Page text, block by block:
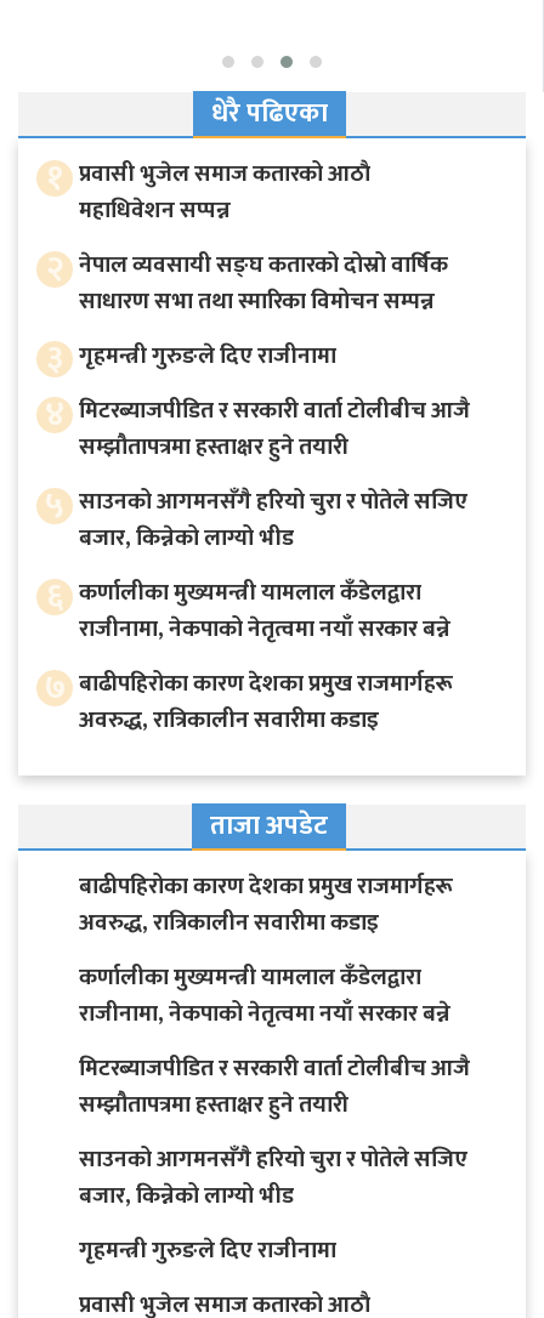
धेरै पढिएका
१ प्रवासी भुजेल समाज कतारको आठाै
महाधिवेशन सप्पन्न
२ नेपाल व्यवसायी सङ्घ कतारको दोस्रो वार्षिक
साधारण सभा तथा स्मारिका विमोचन सम्पन्न
३ गृहमन्त्री गुरुङले दिए राजीनामा
४ मिटरब्याजपीडित र सरकारी वार्ता टोलीबीच आजै
सम्झौतापत्रमा हस्ताक्षर हुने तयारी
५ साउनको आगमनसँगै हरियो चुरा र पोतेले सजिए
बजार, किन्नेको लाग्यो भीड
६ कर्णालीका मुख्यमन्त्री यामलाल कँडेलद्वारा
राजीनामा, नेकपाको नेतृत्वमा नयाँ सरकार बन्ने
७ बाढीपहिरोका कारण देशका प्रमुख राजमार्गहरू
अवरुद्ध, रात्रिकालीन सवारीमा कडाइ
ताजा अपडेट
बाढीपहिरोका कारण देशका प्रमुख राजमार्गहरू
अवरुद्ध, रात्रिकालीन सवारीमा कडाइ
कर्णालीका मुख्यमन्त्री यामलाल कँडेलद्वारा
राजीनामा, नेकपाको नेतृत्वमा नयाँ सरकार बन्ने
मिटरब्याजपीडित र सरकारी वार्ता टोलीबीच आजै
सम्झौतापत्रमा हस्ताक्षर हुने तयारी
साउनको आगमनसँगै हरियो चुरा र पोतेले सजिए
बजार, किन्नेको लाग्यो भीड
गृहमन्त्री गुरुङले दिए राजीनामा
प्रवासी भुजेल समाज कतारको आठाै